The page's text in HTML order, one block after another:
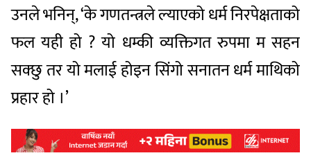
उनले भनिन्, ‘के गणतन्त्रले ल्याएको धर्म निरपेक्षताको
फल यही हो ? यो धम्की व्यक्तिगत रुपमा म सहन
सक्छु तर यो मलाई होइन सिंगो सनातन धर्म माथिको
प्रहार हो ।’